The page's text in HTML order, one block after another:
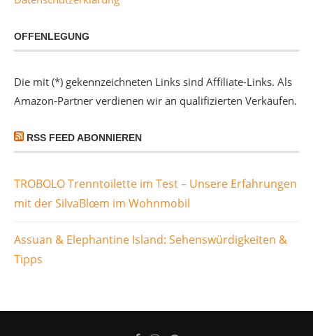
OFFENLEGUNG
Die mit (*) gekennzeichneten Links sind Affiliate-Links. Als
Amazon-Partner verdienen wir an qualifizierten Verkäufen.
RSS FEED ABONNIEREN
TROBOLO Trenntoilette im Test – Unsere Erfahrungen
mit der SilvaBlœm im Wohnmobil
Assuan & Elephantine Island: Sehenswürdigkeiten &
Tipps